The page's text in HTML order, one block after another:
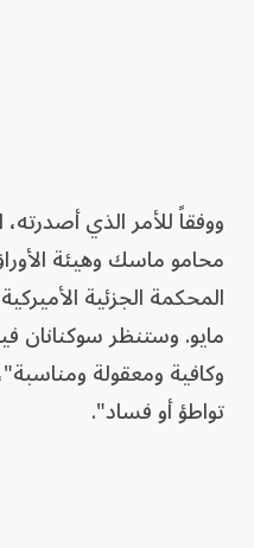
ووفقاً للأمر الذي
محامو ماسك وهيئة
مايو. وستنظر سوكنانان
وكافية ومعقولة
تواطؤ أو فساد".